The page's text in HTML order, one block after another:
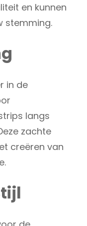
en kunnen
stemming.
in de
langs
zachte
creëren van